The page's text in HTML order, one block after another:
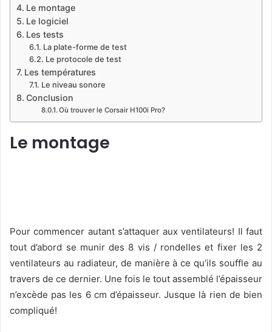
Le montage
Le logiciel
Les tests
La plate-forme de test
Le protocole de test
Les températures
Le niveau sonore
Conclusion
Où trouver le Corsair H100i Pro?
Le montage
Pour commencer autant s’attaquer aux ventilateurs! Il faut
tout d’abord se munir des 8 vis / rondelles et fixer les 2
ventilateurs au radiateur, de manière à ce qu’ils souffle au
travers de ce dernier. Une fois le tout assemblé l’épaisseur
n’excède pas les 6 cm d’épaisseur. Jusque là rien de bien
compliqué!